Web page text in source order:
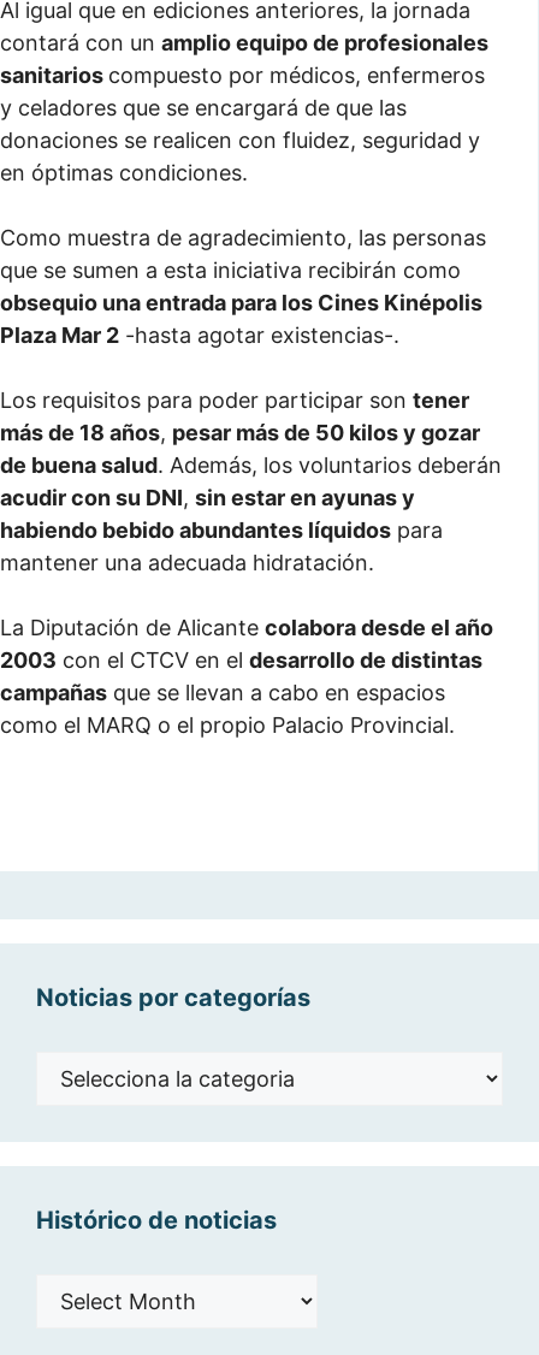
Al igual que en ediciones anteriores, la jornada
contará con un amplio equipo de profesionales
sanitarios compuesto por médicos, enfermeros
y celadores que se encargará de que las
donaciones se realicen con fluidez, seguridad y
en óptimas condiciones.
Como muestra de agradecimiento, las personas
que se sumen a esta iniciativa recibirán como
obsequio una entrada para los Cines Kinépolis
Plaza Mar 2 -hasta agotar existencias-.
Los requisitos para poder participar son tener
más de 18 años, pesar más de 50 kilos y gozar
de buena salud. Además, los voluntarios deberán
acudir con su DNI, sin estar en ayunas y
habiendo bebido abundantes líquidos para
mantener una adecuada hidratación.
La Diputación de Alicante colabora desde el año
2003 con el CTCV en el desarrollo de distintas
campañas que se llevan a cabo en espacios
como el MARQ o el propio Palacio Provincial.
Noticias por categorías
Noticias
Histórico de noticias
Histórico